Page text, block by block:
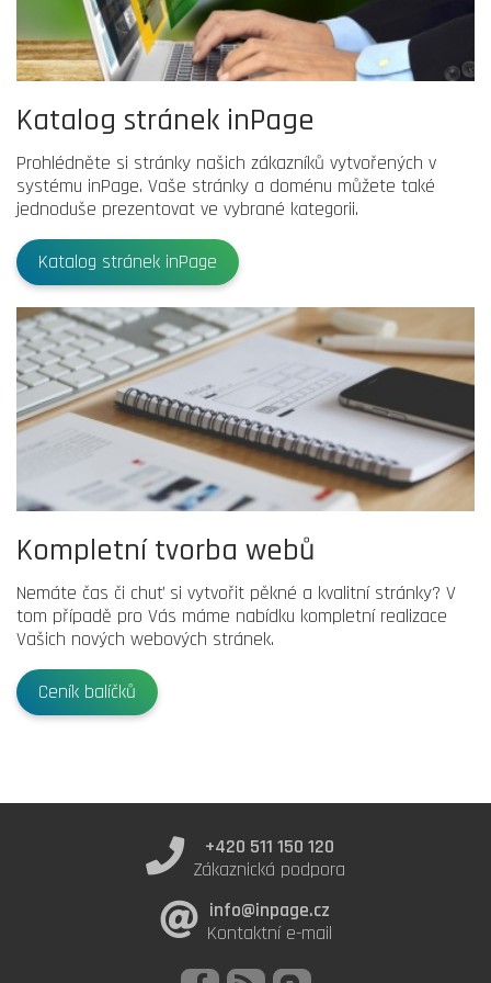
Katalog stránek inPage
Prohlédněte si stránky našich zákazníků vytvořených v
systému inPage. Vaše stránky a doménu můžete také
jednoduše prezentovat ve vybrané kategorii.
Katalog stránek inPage
Kompletní tvorba webů
Nemáte čas či chuť si vytvořit pěkné a kvalitní stránky? V
tom případě pro Vás máme nabídku kompletní realizace
Vašich nových webových stránek.
Ceník balíčků
+420 511 150 120
Zákaznická podpora
info@inpage.cz
Kontaktní e-mail